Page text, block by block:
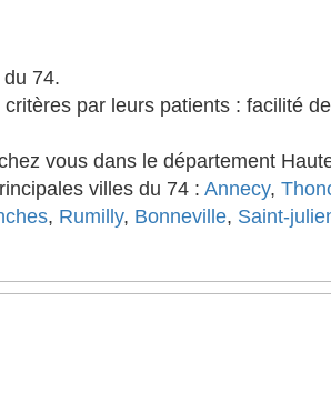
74.
par leurs patients : facilité
vous dans le département
villes du 74 : Annecy,
, Rumilly, Bonneville, Saint-